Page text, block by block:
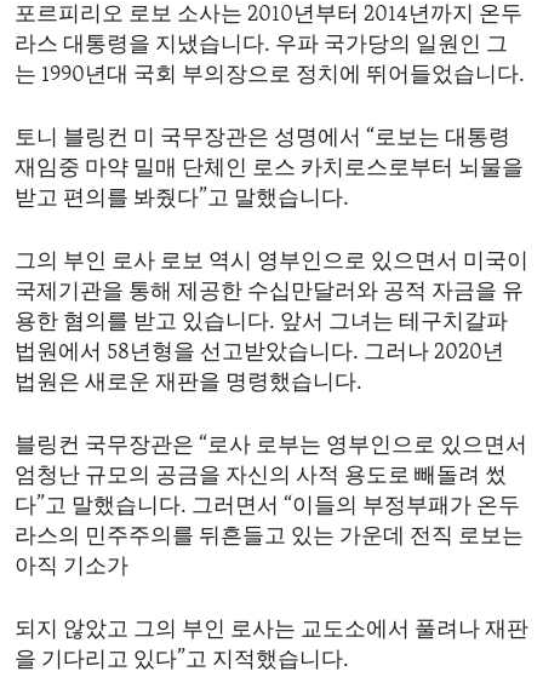
IDEALS AND INSTITUTIONS
포르피리오 로보 소사는 2010년부터 2014년까지 온두
라스 대통령을 지냈습니다. 우파 국가당의 일원인 그
는 1990년대 국회 부의장으로 정치에 뛰어들었습니다.
토니 블링컨 미 국무장관은 성명에서 “로보는 대통령
재임중 마약 밀매 단체인 로스 카치로스로부터 뇌물을
받고 편의를 봐줬다”고 말했습니다.
그의 부인 로사 로보 역시 영부인으로 있으면서 미국이
국제기관을 통해 제공한 수십만달러와 공적 자금을 유
용한 혐의를 받고 있습니다. 앞서 그녀는 테구치갈파
법원에서 58년형을 선고받았습니다. 그러나 2020년
법원은 새로운 재판을 명령했습니다.
블링컨 국무장관은 “로사 로부는 영부인으로 있으면서
엄청난 규모의 공금을 자신의 사적 용도로 빼돌려 썼
다”고 말했습니다. 그러면서 “이들의 부정부패가 온두
라스의 민주주의를 뒤흔들고 있는 가운데 전직 로보는
아직 기소가
되지 않았고 그의 부인 로사는 교도소에서 풀려나 재판
을 기다리고 있다”고 지적했습니다.